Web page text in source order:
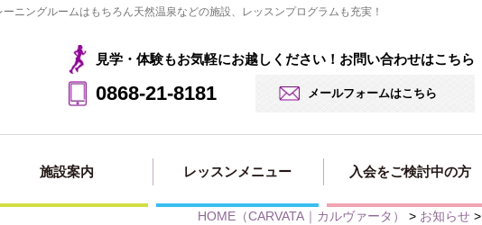
ニングルームはもちろん天然温泉などの施設、レッスンプログラムも充実！
見学・体験もお気軽にお越しください！お問い合わせはこちら
0868-21-8181 メールフォームはこちら
施設案内 レッスンメニュー 入会をご検討中の方
HOME （CARVATA｜カルヴァータ） > お知らせ >